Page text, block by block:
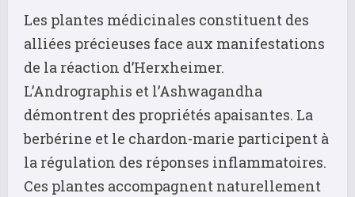
Les plantes médicinales constituent des
alliées précieuses face aux manifestations
de la réaction d’Herxheimer.
L’Andrographis et l’Ashwagandha
démontrent des propriétés apaisantes. La
berbérine et le chardon-marie participent à
la régulation des réponses inflammatoires.
Ces plantes accompagnent naturellement